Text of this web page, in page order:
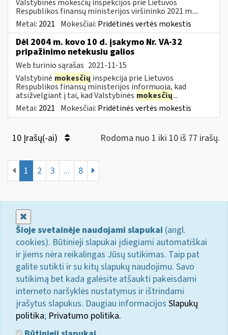
Valstybinės mokesčių inspekcijos prie Lietuvos
Respublikos finansų ministerijos viršininko 2021 m....
Metai: 2021 Mokesčiai: Pridėtinės vertės mokestis
Dėl 2004 m. kovo 10 d. įsakymo Nr. VA-32
pripažinimo netekusiu galios
Web turinio sąrašas 2021-11-15
Valstybinė mokesčių inspekcija prie Lietuvos
Respublikos finansų ministerijos informuoja, kad
atsižvelgiant į tai, kad Valstybinės mokesčių...
Metai: 2021 Mokesčiai: Pridėtinės vertės mokestis
10 Įrašų(-ai) Rodoma nuo 1 iki 10 iš 77 irašų.
1 2 3 ... 8
Šioje svetainėje naudojami slapukai (angl.
cookies). Būtinieji slapukai įdiegiami automatiškai
ir jiems nėra reikalingas Jūsų sutikimas. Taip pat
galite sutikti ir su kitų slapukų naudojimu. Savo
sutikimą bet kada galėsite atšaukti pakeisdami
interneto naršyklės nustatymus ir ištrindami
įrašytus slapukus. Daugiau informacijos Slapukų
politika; Privatumo politika.